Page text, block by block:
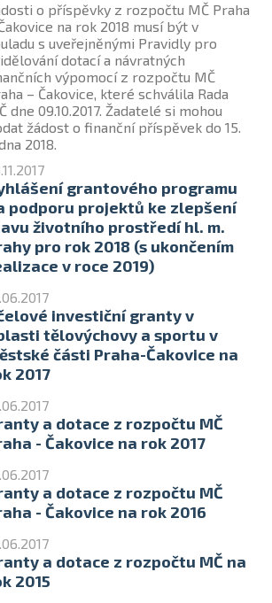
o příspěvky z rozpočtu MČ Praha
na rok 2018 musí být v
s uveřejněnými Pravidly pro
dotací a návratných
výpomocí z rozpočtu MČ
– Čakovice, které schválila Rada
dne 09.10.2017. Žadatelé si mohou
žádost o finanční příspěvek do 15.
2018.
grantového programu
podporu projektů ke zlepšení
životního prostředí hl. m.
pro rok 2018 (s ukončením
v roce 2019)
investiční granty v
tělovýchovy a sportu v
části Praha-Čakovice na
2017
a dotace z rozpočtu MČ
- Čakovice na rok 2017
a dotace z rozpočtu MČ
- Čakovice na rok 2016
a dotace z rozpočtu MČ na
2015